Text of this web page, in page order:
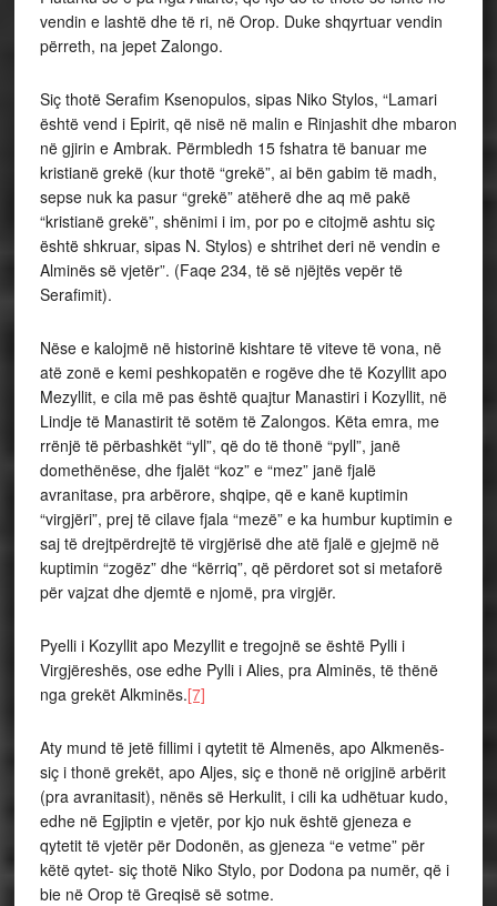
vendin e lashtë dhe të ri, në Orop. Duke shqyrtuar vendin
përreth, na jepet Zalongo.
Siç thotë Serafim Ksenopulos, sipas Niko Stylos, “Lamari
është vend i Epirit, që nisë në malin e Rinjashit dhe mbaron
në gjirin e Ambrak. Përmbledh 15 fshatra të banuar me
kristianë grekë (kur thotë “grekë”, ai bën gabim të madh,
sepse nuk ka pasur “grekë” atëherë dhe aq më pakë
“kristianë grekë”, shënimi i im, por po e citojmë ashtu siç
është shkruar, sipas N. Stylos) e shtrihet deri në vendin e
Alminës së vjetër”. (Faqe 234, të së njëjtës vepër të
Serafimit).
Nëse e kalojmë në historinë kishtare të viteve të vona, në
atë zonë e kemi peshkopatën e rogëve dhe të Kozyllit apo
Mezyllit, e cila më pas është quajtur Manastiri i Kozyllit, në
Lindje të Manastirit të sotëm të Zalongos. Këta emra, me
rrënjë të përbashkët “yll”, që do të thonë “pyll”, janë
domethënëse, dhe fjalët “koz” e “mez” janë fjalë
avranitase, pra arbërore, shqipe, që e kanë kuptimin
“virgjëri”, prej të cilave fjala “mezë” e ka humbur kuptimin e
saj të drejtpërdrejtë të virgjërisë dhe atë fjalë e gjejmë në
kuptimin “zogëz” dhe “kërriq”, që përdoret sot si metaforë
për vajzat dhe djemtë e njomë, pra virgjër.
Pyelli i Kozyllit apo Mezyllit e tregojnë se është Pylli i
Virgjëreshës, ose edhe Pylli i Alies, pra Alminës, të thënë
nga grekët Alkminës.[7]
Aty mund të jetë fillimi i qytetit të Almenës, apo Alkmenës-
siç i thonë grekët, apo Aljes, siç e thonë në origjinë arbërit
(pra avranitasit), nënës së Herkulit, i cili ka udhëtuar kudo,
edhe në Egjiptin e vjetër, por kjo nuk është gjeneza e
qytetit të vjetër për Dodonën, as gjeneza “e vetme” për
këtë qytet- siç thotë Niko Stylo, por Dodona pa numër, që i
bie në Orop të Greqisë së sotme.